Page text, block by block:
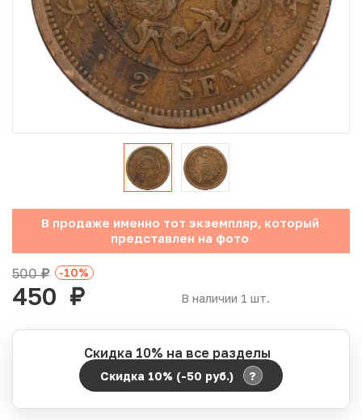
Юбилейные монеты Банка России (с 1999 года)
Памятные и инвестиционные монеты СССР и России
Иностранные монеты
Неофициальные выпуски монет (Unusual)
Античные и средневековые монеты
Наборы монет
Инвестиционные монеты
В продаже именно тот экземпляр, который
представлен на фото
В наличии 1 шт.
500руб. -10%
450 руб.
Скидка 10% на все разделы
Скидка 10% (-50 руб.) ?
Период действия акции: